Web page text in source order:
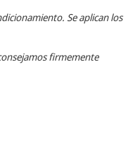
Se aplican los
firmemente